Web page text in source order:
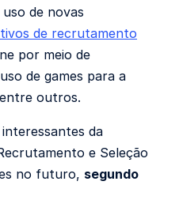
de novas
de recrutamento
por meio de
de games para a
outros.
da
e Seleção
no futuro, segundo